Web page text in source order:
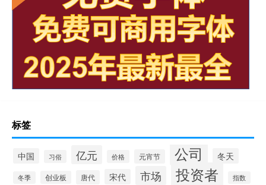
标签
中国 习俗 亿元 价格 元宵节 公司 冬天
冬季 创业板 唐代 宋代 市场 投资者 指数